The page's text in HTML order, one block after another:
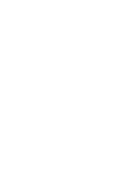
Anschluss 60 W,